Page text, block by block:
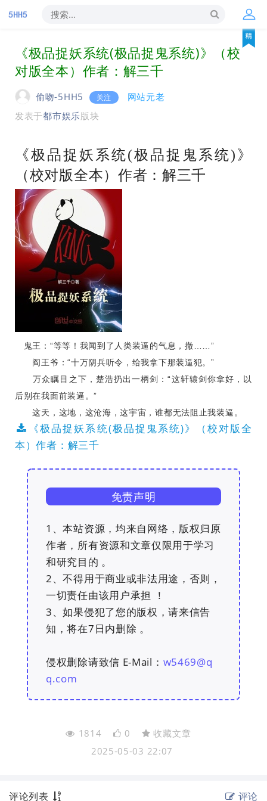
《极品捉妖系统(极品捉鬼系统)》（校
对版全本）作者：解三千
偷吻-5HH5 关注
网站元老
发表于都市娱乐版块
《极品捉妖系统(极品捉鬼系统)》
（校对版全本）作者：解三千
鬼王：“等等！我闻到了人类装逼的气息，撤……”
阎王爷：“十万阴兵听令，给我拿下那装逼犯。”
万众瞩目之下，楚浩扔出一柄剑：“这轩辕剑你拿好，以
后别在我面前装逼。”
这天，这地，这沧海，这宇宙，谁都无法阻止我装逼。
《极品捉妖系统(极品捉鬼系统)》（校对版全
本）作者：解三千
免责声明
1、本站资源，均来自网络，版权归原
作者，所有资源和文章仅限用于学习
和研究目的 。
2、不得用于商业或非法用途，否则，
一切责任由该用户承担 ！
3、如果侵犯了您的版权，请来信告
知，将在7日内删除 。
侵权删除请致信 E-Mail： w5469@q
q.com
1814 0
收藏文章
2025-05-03 22:07
评论列表 评论